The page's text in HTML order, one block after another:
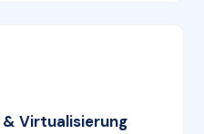
Virtualisierung